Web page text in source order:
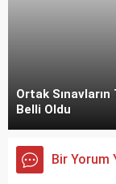
Ortak
Belli Oldu
Bir Yorum